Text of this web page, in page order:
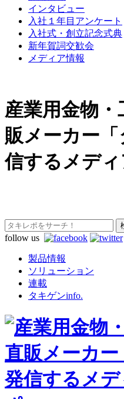
インタビュー
入社１年目アンケート
入社式・創立記念式典
新年賀詞交歓会
メディア情報
産業用金物
販メーカー
信するメディ
follow us
製品情報
ソリューション
連載
タキゲンinfo.